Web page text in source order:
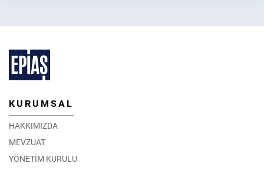
KURUMSAL
HAKKIMIZDA
MEVZUAT
YÖNETİM KURULU